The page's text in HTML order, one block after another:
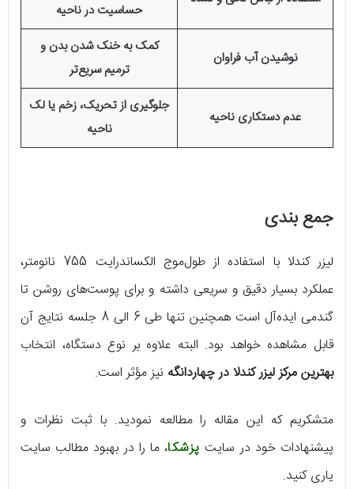
حساسیت در ناحیه
نوشیدن آب فراوان
کمک به خنک شدن بدن و
ترمیم سریع‌تر
عدم دستکاری ناحیه
جلوگیری از تحریک، زخم یا لک
ناحیه
جمع بندی
لیزر کندلا با استفاده از طول‌موج الکساندرایت 755 نانومتر،
عملکرد بسیار دقیق و سریعی داشته و برای پوست‌های روشن تا
گندمی ایده‌آل است همچنین تنها طی 6 الی 8 جلسه نتایج آن
قابل مشاهده خواهد بود. البته علاوه بر نوع دستگاه، انتخاب
بهترین مرکز لیزر کندلا در چهاردانگه نیز مؤثر است.
متشکریم که این مقاله را مطالعه نمودید. با ثبت نظرات و
پیشنهادات خود در سایت پزشکا، ما را در بهبود مطالب سایت
یاری کنید.